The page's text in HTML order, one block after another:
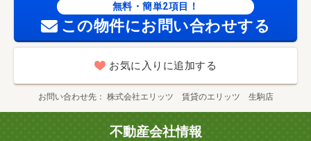
無料・簡単2項目！
この物件にお問い合わせする
お気に入りに追加する
お問い合わせ先 株式会社エリッツ 賃貸のエリッツ 生駒店
不動産会社情報